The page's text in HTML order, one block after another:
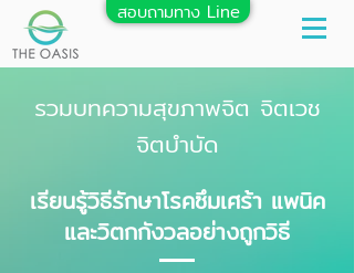
สอบถามทาง Line
รวมบทความสุขภาพจิต จิตเวช
จิตบำบัด
เรียนรู้วิธีรักษาโรคซึมเศร้า แพนิค
และวิตกกังวลอย่างถูกวิธี